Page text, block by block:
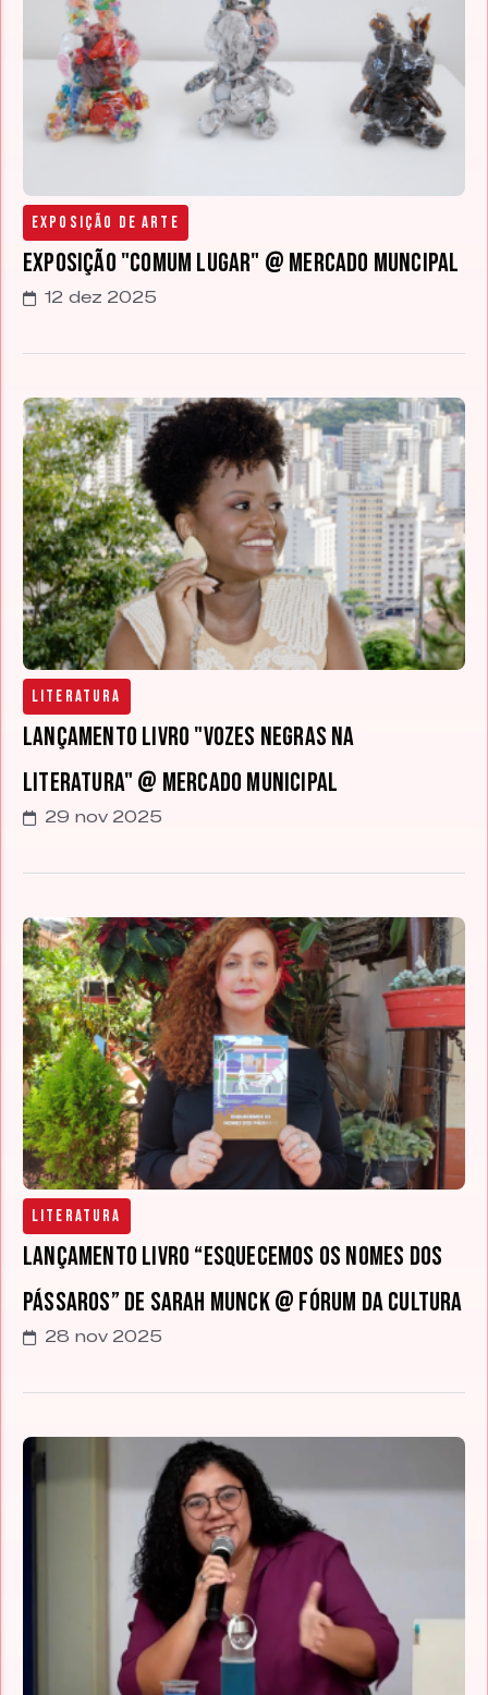
Exposição de arte
Exposição "Comum Lugar" @ Mercado Muncipal
12 dez 2025
Literatura
Lançamento livro "Vozes Negras na
Literatura" @ Mercado Municipal
29 nov 2025
Literatura
Lançamento livro “Esquecemos os nomes dos
pássaros” de Sarah Munck @ Fórum da Cultura
28 nov 2025